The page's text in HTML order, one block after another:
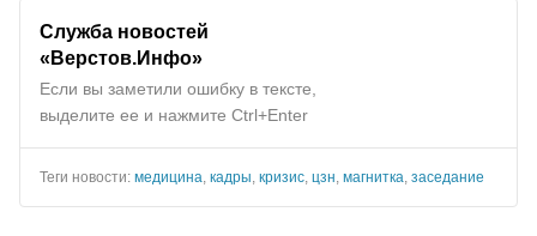
Служба новостей
«Верстов.Инфо»
Если вы заметили ошибку в тексте,
выделите ее и нажмите Ctrl+Enter
Теги новости: медицина кадры кризис цзн магнитка заседание